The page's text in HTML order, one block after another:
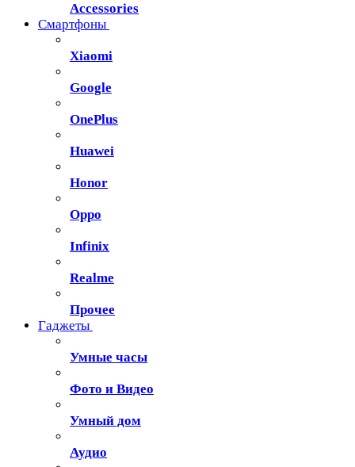
Accessories
Смартфоны
Xiaomi
Google
OnePlus
Huawei
Honor
Oppo
Infinix
Realme
Прочее
Гаджеты
Умные часы
Фото и Видео
Умный дом
Аудио